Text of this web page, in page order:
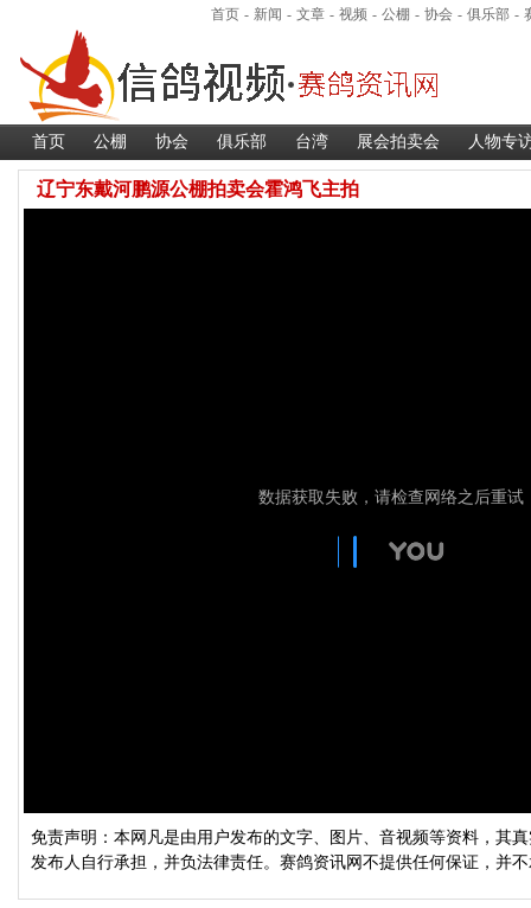
首页 - 新闻 - 文章 - 视频 - 公棚 - 协会 - 俱乐部 -
首页 公棚 协会 俱乐部 台湾 展会拍卖会 人物专
辽宁东戴河鹏源公棚拍卖会霍鸿飞主拍
免责声明：本网凡是由用户发布的文字、图片、音视频等资料，其
发布人自行承担，并负法律责任。赛鸽资讯网不提供任何保证，并